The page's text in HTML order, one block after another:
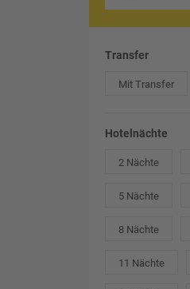
Transfer
Mit Transfer
Hotelnächte
2 Nächte
5 Nächte
8 Nächte
11 Nächte